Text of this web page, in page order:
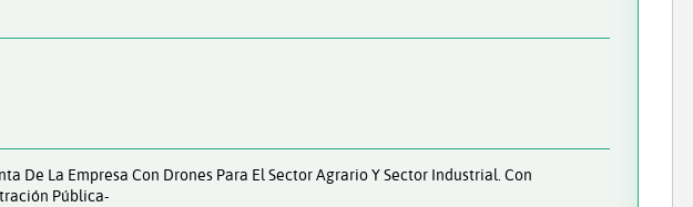
La Empresa Con Drones Para El Sector Agrario Y Sector Industrial. Con
Pública-